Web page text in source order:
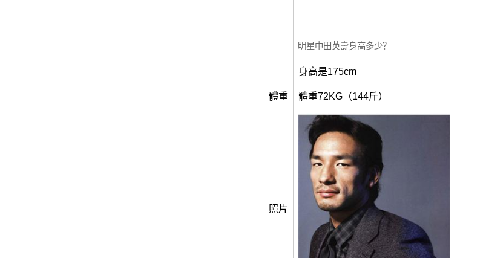
明星中田英壽身高多少？
身高是175cm
體重 體重72KG（144斤）
照片